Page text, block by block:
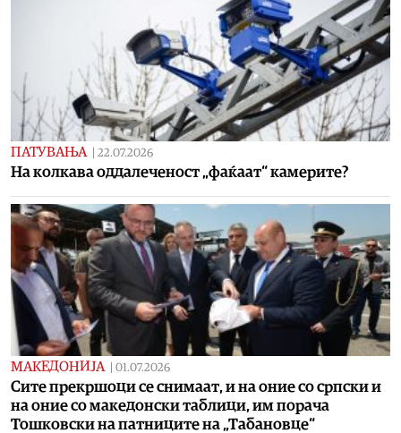
ПАТУВАЊА 22.07.2026
На колкава оддалеченост „фаќаат“ камерите?
МАКЕДОНИЈА 01.07.2026
Сите прекршоци се снимаат, и на оние со српски и
на оние со македонски таблици, им порача
Тошковски на патниците на „Табановце“